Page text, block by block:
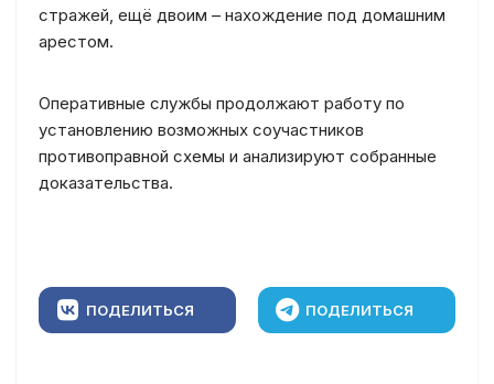
стражей, ещё двоим – нахождение под домашним
арестом.
Оперативные службы продолжают работу по
установлению возможных соучастников
противоправной схемы и анализируют собранные
доказательства.
ПОДЕЛИТЬСЯ ПОДЕЛИТЬСЯ